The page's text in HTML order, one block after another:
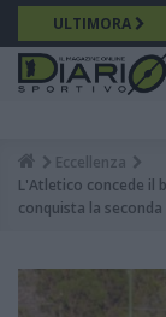
Salta
al
contenuto
principale
ULTIMORA
Eccellenza
L'Atletico concede il
conquista la